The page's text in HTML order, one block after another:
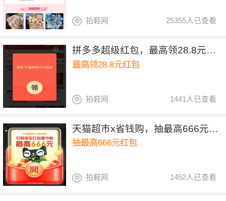
25355人已查看
拍鞋网
拼多多超级红包，最高领28.8元红包
最高领28.8元红包
1441人已查看
拍鞋网
天猫超市x省钱购，抽最高666元红包
抽最高666元红包
1452人已查看
拍鞋网